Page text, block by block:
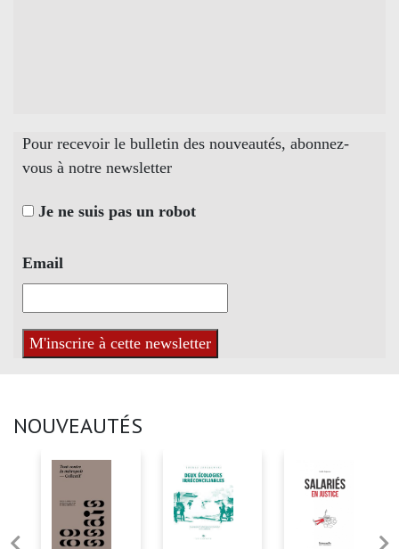
Pour recevoir le bulletin des nouveautés, abonnez-
vous à notre newsletter
Je ne suis pas un robot
Email
NOUVEAUTÉS